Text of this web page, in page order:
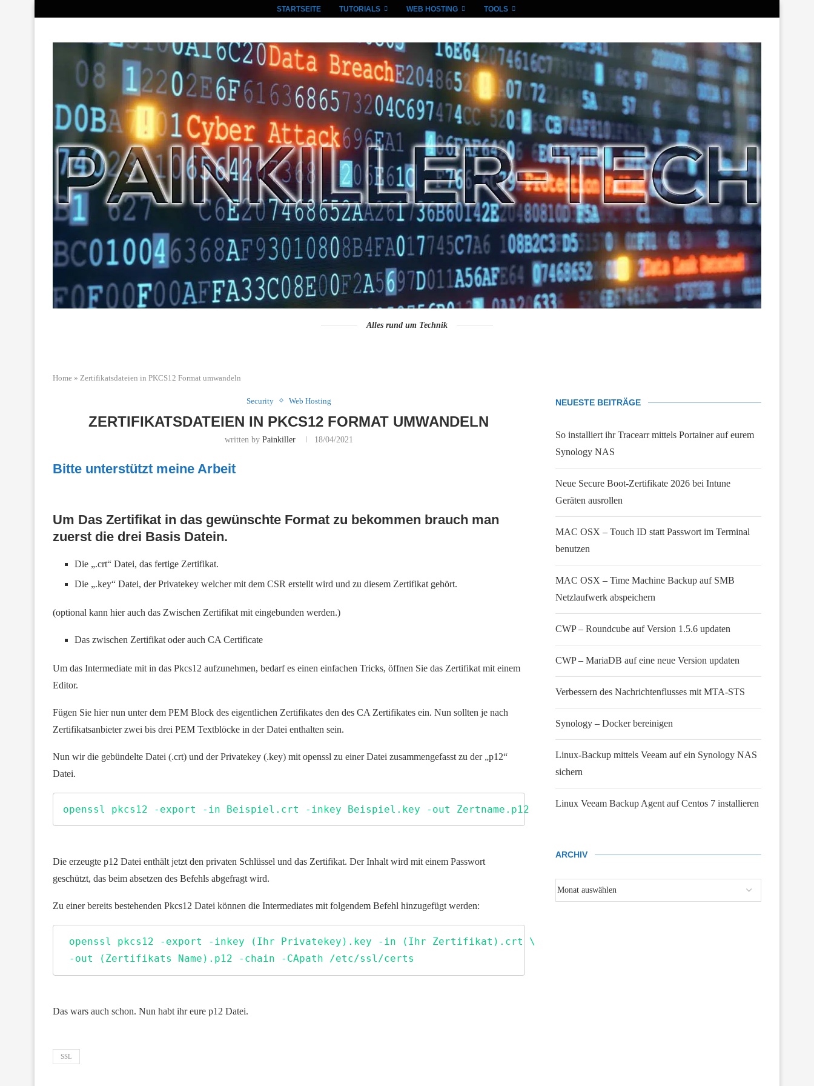
STARTSEITE TUTORIALS WEB HOSTING TOOLS
Alles rund um Technik
Home » Zertifikatsdateien in PKCS12 Format umwandeln
Security Web Hosting
ZERTIFIKATSDATEIEN IN PKCS12 FORMAT UMWANDELN
written by Painkiller 18/04/2021
Bitte unterstützt meine Arbeit
Um Das Zertifikat in das gewünschte Format zu bekommen brauch man
zuerst die drei Basis Datein.
Die „.crt“ Datei, das fertige Zertifikat.
Die „.key“ Datei, der Privatekey welcher mit dem CSR erstellt wird und zu diesem Zertifikat gehört.
(optional kann hier auch das Zwischen Zertifikat mit eingebunden werden.)
Das zwischen Zertifikat oder auch CA Certificate
Um das Intermediate mit in das Pkcs12 aufzunehmen, bedarf es einen einfachen Tricks, öffnen Sie das Zertifikat mit einem
Editor.
Fügen Sie hier nun unter dem PEM Block des eigentlichen Zertifikates den des CA Zertifikates ein. Nun sollten je nach
Zertifikatsanbieter zwei bis drei PEM Textblöcke in der Datei enthalten sein.
Nun wir die gebündelte Datei (.crt) und der Privatekey (.key) mit openssl zu einer Datei zusammengefasst zu der „p12“
Datei.
openssl pkcs12 -export -in Beispiel.crt -inkey Beispiel.key -out Zertname.p12
Die erzeugte p12 Datei enthält jetzt den privaten Schlüssel und das Zertifikat. Der Inhalt wird mit einem Passwort
geschützt, das beim absetzen des Befehls abgefragt wird.
Zu einer bereits bestehenden Pkcs12 Datei können die Intermediates mit folgendem Befehl hinzugefügt werden:
openssl pkcs12 -export -inkey (Ihr Privatekey).key -in (Ihr Zertifikat).crt \
-out (Zertifikats Name).p12 -chain -CApath /etc/ssl/certs
Das wars auch schon. Nun habt ihr eure p12 Datei.
SSL
NEUESTE BEITRÄGE
So installiert ihr Tracearr mittels Portainer auf eurem
Synology NAS
Neue Secure Boot-Zertifikate 2026 bei Intune
Geräten ausrollen
MAC OSX – Touch ID statt Passwort im Terminal
benutzen
MAC OSX – Time Machine Backup auf SMB
Netzlaufwerk abspeichern
CWP – Roundcube auf Version 1.5.6 updaten
CWP – MariaDB auf eine neue Version updaten
Verbessern des Nachrichtenflusses mit MTA-STS
Synology – Docker bereinigen
Linux-Backup mittels Veeam auf ein Synology NAS
sichern
Linux Veeam Backup Agent auf Centos 7 installieren
ARCHIV